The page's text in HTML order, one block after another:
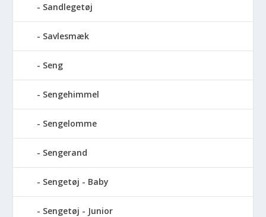
Sandlegetøj
Savlesmæk
Seng
Sengehimmel
Sengelomme
Sengerand
Sengetøj - Baby
Sengetøj - Junior